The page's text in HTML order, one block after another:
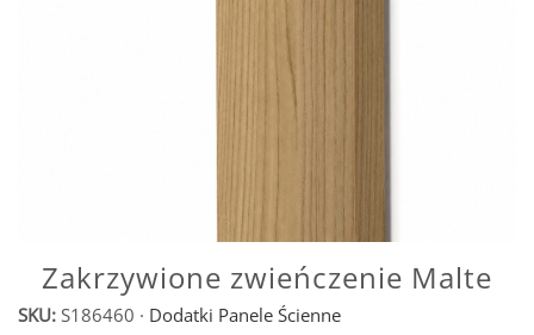
Zakrzywione zwieńczenie Malte
SKU: S186460 · Dodatki Panele Ścienne